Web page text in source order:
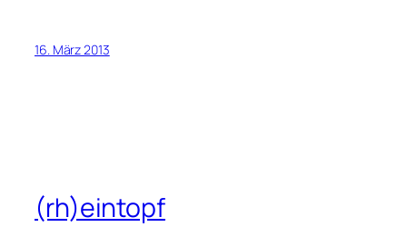
16. März 2013
(rh)eintopf